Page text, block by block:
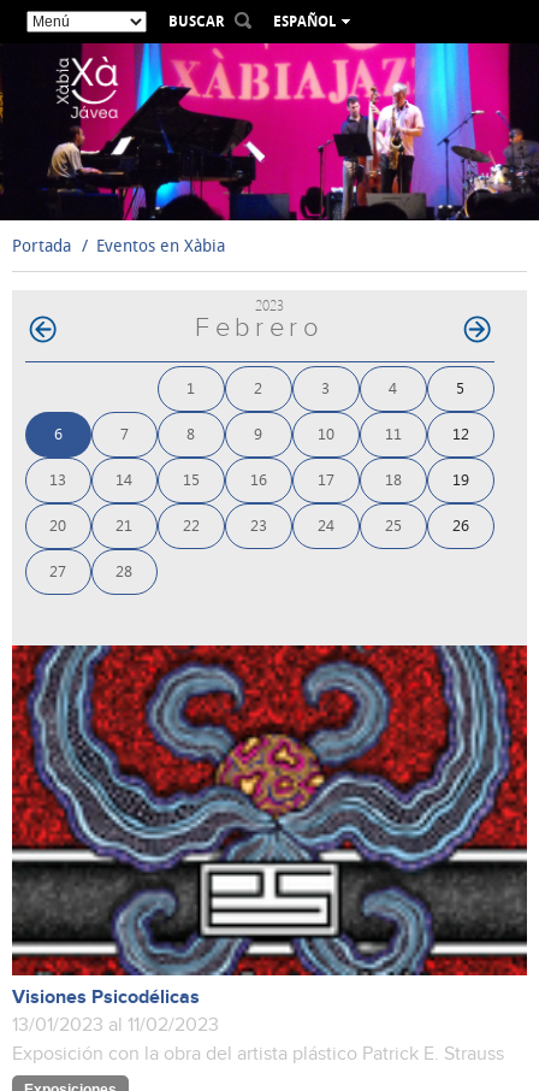
BUSCAR
ESPAÑOL
VALENCIÀ
ENGLISH
DEUTSCH
РУССКИЙ
Portada Eventos en Xàbia
2023
Febrero
1 2 3 4 5
6 7 8 9 10 11 12
13 14 15 16 17 18 19
20 21 22 23 24 25 26
27 28
Visiones Psicodélicas
13/01/2023 al 11/02/2023
Exposición con la obra del artista plástico Patrick E. Strauss